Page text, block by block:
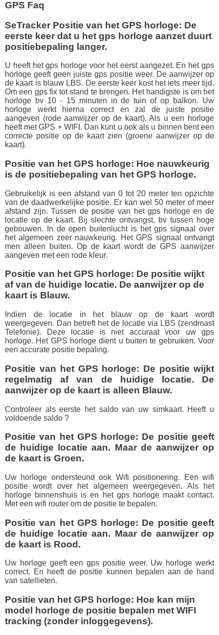
GPS Faq
SeTracker Positie van het GPS horloge: De
eerste keer dat u het gps horloge aanzet duurt
positiebepaling langer.
U heeft het gps horloge voor het eerst aangezet. En het gps
horloge geeft geen juiste gps positie weer. De aanwijzer op
de kaart is blauw LBS. De eerste keer kost het iets meer tijd.
Om een gps fix tot stand te brengen. Het handigste is om het
horloge bv 10 - 15 minuten in de tuin of op balkon. Uw
horloge werkt hierna correct en zal de juiste positie
aangeven (rode aanwijzer op de kaart). Als u een horloge
heeft met GPS + WIFI. Dan kunt u ook als u binnen bent een
correcte positie op de kaart zien (groene aanwijzer op de
kaart).
Positie van het GPS horloge: Hoe nauwkeurig
is de positiebepaling van het GPS horloge.
Gebruikelijk is een afstand van 0 tot 20 meter ten opzichte
van de daadwerkelijke positie. Er kan wel 50 meter of meer
afstand zijn. Tussen de positie van het gps horloge en de
locatie op de kaart. Bij slechte ontvangst, bv tussen hoge
gebouwen. In de open buitenlucht is het gps signaal over
het algemeen zeer nauwkeurig. Het GPS signaal ontvangt
men alleen buiten. Op de kaart wordt de GPS aanwijzer
aangeven met een rode kleur.
Positie van het GPS horloge: De positie wijkt
af van de huidige locatie. De aanwijzer op de
kaart is Blauw.
Indien de locatie in het blauw op de kaart wordt
weergegeven. Dan betreft het de locatie via LBS (zendmast
Telefonie). Deze locatie is niet accuraat voor uw gps
horloge. Het GPS horloge dient u buiten te gebruiken. Voor
een accurate positie bepaling.
Positie van het GPS horloge: De positie wijkt
regelmatig af van de huidige locatie. De
aanwijzer op de kaart is alleen Blauw.
Controleer als eerste het saldo van uw simkaart. Heeft u
voldoende saldo ?
Positie van het GPS horloge: De positie geeft
de huidige locatie aan. Maar de aanwijzer op
de kaart is Groen.
Uw horloge ondersteund ook Wifi positionering. Een wifi
positie wordt over het algemeen weergegeven. Als het
horloge binnenshuis is en het gps horloge maakt contact.
Met een wifi router om de positie te bepalen.
Positie van het GPS horloge: De positie geeft
de huidige locatie aan. Maar de aanwijzer op
de kaart is Rood.
Uw horloge geeft een gps positie weer. Uw horloge werkt
correct. En heeft de positie kunnen bepalen aan de hand
van satellieten.
Positie van het GPS horloge: Hoe kan mijn
model horloge de positie bepalen met WIFI
tracking (zonder inloggegevens).